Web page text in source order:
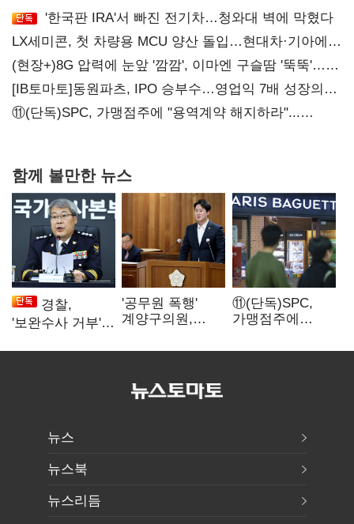
'한국판 IRA'서 빠진 전기차…청와대 벽에 막혔다
LX세미콘, 첫 차량용 MCU 양산 돌입…현대차·기아에
공급
(현장+)8G 압력에 눈앞 '깜깜', 이마엔 구슬땀 '뚝뚝'…
화려한 에어쇼 뒤 땀방울
[IB토마토]동원파츠, IPO 승부수…영업익 7배 성장의
이면은 고객 편중
⑪(단독)SPC, 가맹점주에 "용역계약 해지하라"...
함께 볼만한 뉴스
경찰,
'보완수사 거부'
수사자격 배제'
'공무원 폭행'
계양구의원,
의결…본회의
⑪(단독)SPC,
가맹점주에
해지하라"...
뉴스
뉴스북
뉴스리듬